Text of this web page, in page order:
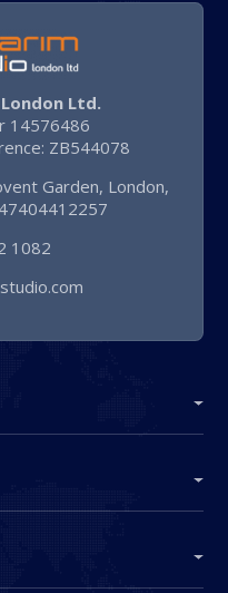
London Ltd.
14576486
ZB544078
Garden, London,
1082